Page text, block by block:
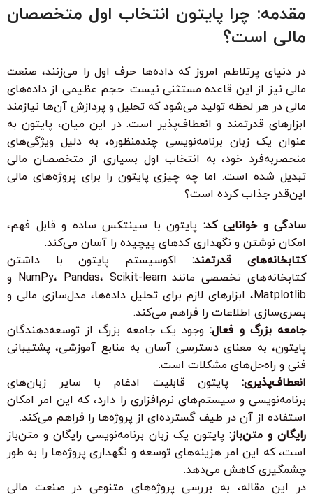
مقدمه: چرا پایتون انتخاب اول متخصصان
مالی است؟
در دنیای پرتلاطم امروز که داده‌ها حرف اول را می‌زنند، صنعت
مالی نیز از این قاعده مستثنی نیست. حجم عظیمی از داده‌های
مالی در هر لحظه تولید می‌شود که تحلیل و پردازش آن‌ها نیازمند
ابزارهای قدرتمند و انعطاف‌پذیر است. در این میان، پایتون به
عنوان یک زبان برنامه‌نویسی چندمنظوره، به دلیل ویژگی‌های
منحصربه‌فرد خود، به انتخاب اول بسیاری از متخصصان مالی
تبدیل شده است. اما چه چیزی پایتون را برای پروژه‌های مالی
این‌قدر جذاب کرده است؟
سادگی و خوانایی کد: پایتون با سینتکس ساده و قابل فهم،
امکان نوشتن و نگهداری کدهای پیچیده را آسان می‌کند.
کتابخانه‌های قدرتمند:اکوسیستم پایتون با داشتن
کتابخانه‌های تخصصی مانند NumPy، Pandas، Scikit-learn و
Matplotlib، ابزارهای لازم برای تحلیل داده‌ها، مدل‌سازی مالی و
بصری‌سازی اطلاعات را فراهم می‌کند.
جامعه بزرگ و فعال:وجود یک جامعه بزرگ از توسعه‌دهندگان
پایتون، به معنای دسترسی آسان به منابع آموزشی، پشتیبانی
فنی و راه‌حل‌های مشکلات است.
انعطاف‌پذیری: پایتون قابلیت ادغام با سایر زبان‌های
برنامه‌نویسی و سیستم‌های نرم‌افزاری را دارد، که این امر امکان
استفاده از آن در طیف گسترده‌ای از پروژه‌ها را فراهم می‌کند.
رایگان و متن‌باز: پایتون یک زبان برنامه‌نویسی رایگان و متن‌باز
است، که این امر هزینه‌های توسعه و نگهداری پروژه‌ها را به طور
چشمگیری کاهش می‌دهد.
در این مقاله، به بررسی پروژه‌های متنوعی در صنعت مالی